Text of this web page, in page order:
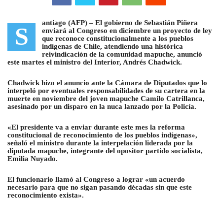
S antiago (AFP) – El gobierno de Sebastián Piñera
enviará al Congreso en diciembre un proyecto de ley
que reconoce constitucionalmente a los pueblos
indígenas de Chile, atendiendo una histórica
reivindicación de la comunidad mapuche, anunció
este martes el ministro del Interior, Andrés Chadwick.
Chadwick hizo el anuncio ante la Cámara de Diputados que lo
interpeló por eventuales responsabilidades de su cartera en la
muerte en noviembre del joven mapuche Camilo Catrillanca,
asesinado por un disparo en la nuca lanzado por la Policía.
«El presidente va a enviar durante este mes la reforma
constitucional de reconocimiento de los pueblos indígenas»,
señaló el ministro durante la interpelación liderada por la
diputada mapuche, integrante del opositor partido socialista,
Emilia Nuyado.
El funcionario llamó al Congreso a lograr «un acuerdo
necesario para que no sigan pasando décadas sin que este
reconocimiento exista».